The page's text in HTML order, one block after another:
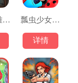
出击英雄岛游戏 瓢虫少女跑酷游戏
详情